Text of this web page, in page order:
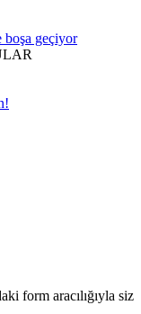
form aracılığıyla siz